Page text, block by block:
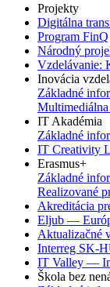
Projekty
Digitálna
Program FinQ
Národný
Vzdelávanie:
Inovácia
Základné
Multimediálna
IT Akadémia
Základné
IT Creativity
Erasmus+
Základné
Realizované
Akreditácia
Eljub —
Aktualizačné
Interreg SK-
IT Valley —
Škola bez